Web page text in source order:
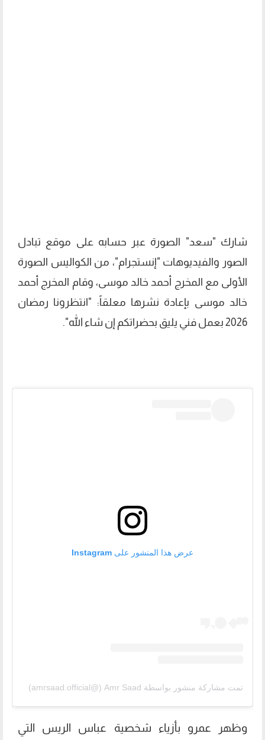
شارك "سعد" الصورة عبر حسابه على موقع تبادل
الصور والفيديوهات "إنستجرام"، من الكواليس الصورة
الأولى مع المخرج أحمد خالد موسى، وقام المخرج أحمد
خالد موسى بإعادة نشرها معلقاً: "انتظرونا رمضان
2026 بعمل فني يليق بحضراتكم إن شاء الله".
عرض هذا المنشور على Instagram
تمت مشاركة منشور بواسطة ‏‎Amr Saad‎‏ (@‏‎amrsaad.official‎‏)
وظهر عمرو بأزياء شخصية عباس الريس التي